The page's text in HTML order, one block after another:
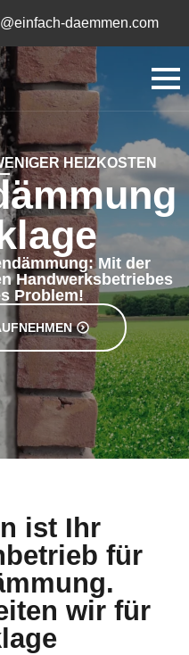
daemmen.com
HEIZKOSTEN
Mit der
Handwerksbetriebes
Problem!
ist Ihr
für
wir für